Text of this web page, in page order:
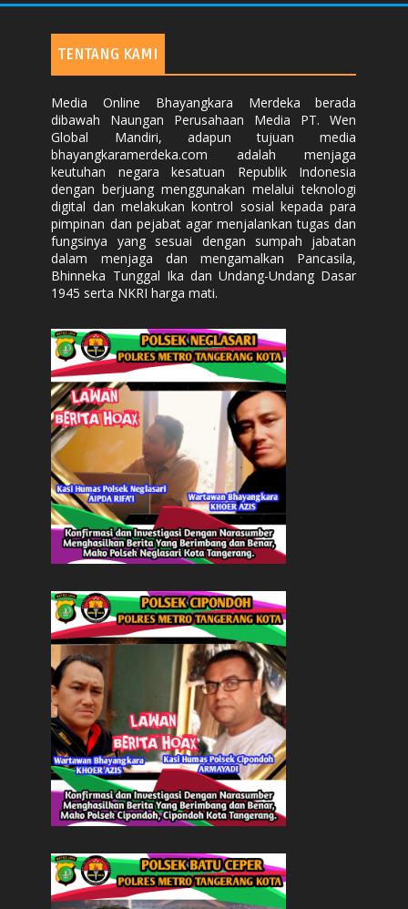
TENTANG KAMI
Media Online Bhayangkara Merdeka berada
dibawah Naungan Perusahaan Media PT. Wen
Global Mandiri, adapun tujuan media
bhayangkaramerdeka.com adalah menjaga
keutuhan negara kesatuan Republik Indonesia
dengan berjuang menggunakan melalui teknologi
digital dan melakukan kontrol sosial kepada para
pimpinan dan pejabat agar menjalankan tugas dan
fungsinya yang sesuai dengan sumpah jabatan
dalam menjaga dan mengamalkan Pancasila,
Bhinneka Tunggal Ika dan Undang-Undang Dasar
1945 serta NKRI harga mati.